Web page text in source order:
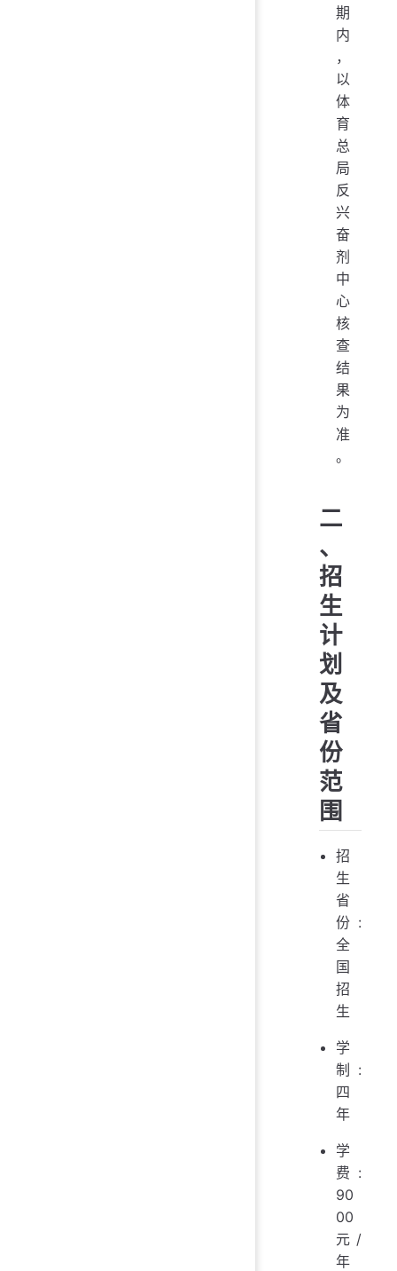
期
内
，
以
体
育
总
局
反
兴
奋
剂
中
心
核
查
结
果
为
准
。
二
、
招
生
计
划
及
省
份
范
围
招
生
省
份:
全
国
招
生
学
制:
四
年
学
费:
90
00
元/
年